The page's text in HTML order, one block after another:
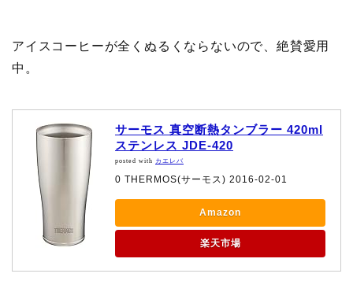
アイスコーヒーが全くぬるくならないので、絶賛愛用
中。
サーモス 真空断熱タンブラー 420ml
ステンレス JDE-420
posted with カエレバ
0 THERMOS(サーモス) 2016-02-01
Amazon
楽天市場